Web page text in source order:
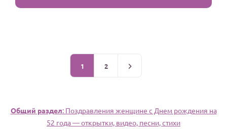
1 2
Общий раздел: Поздравления женщине c Днем рождения на
52 года — открытки, видео, песни, стихи